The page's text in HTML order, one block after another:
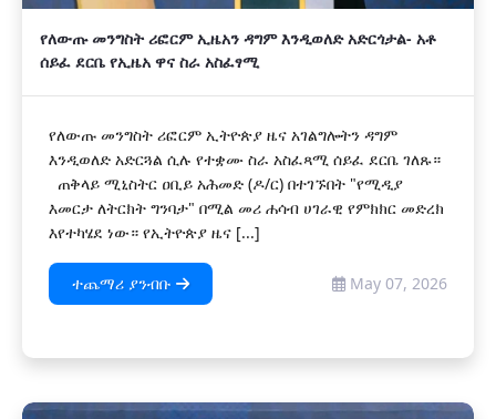
የለውጡ መንግስት ሪፎርም ኢዜአን ዳግም እንዲወለድ አድርጎታል- አቶ
ሰይፈ ደርቤ የኢዜአ ዋና ስራ አስፈፃሚ
የለውጡ መንግስት ሪፎርም ኢትዮጵያ ዜና አገልግሎትን ዳግም
እንዲወለድ አድርጓል ሲሉ የተቋሙ ስራ አስፈጻሚ ሰይፈ ደርቤ ገለጹ።
ጠቅላይ ሚኒስትር ዐቢይ አሕመድ (ዶ/ር) በተገኙበት "የሚዲያ
እመርታ ለትርክት ግንባታ" በሚል መሪ ሐሳብ ሀገራዊ የምክክር መድረክ
እየተካሄደ ነው። የኢትዮጵያ ዜና [...]
ተጨማሪ ያንብቡ May 07, 2026